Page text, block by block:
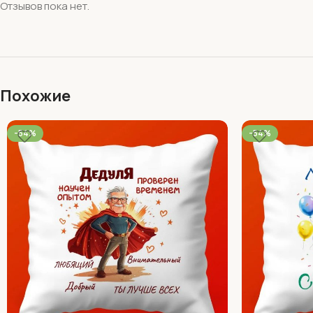
Отзывов пока нет.
Похожие
-54% -54%